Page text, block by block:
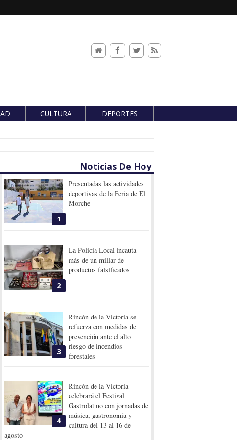
CULTURA DEPORTES
Noticias De Hoy
1
Presentadas las actividades
deportivas de la Feria de El
Morche
2
La Policía Local incauta
más de un millar de
productos falsificados
3
Rincón de la Victoria se
refuerza con medidas de
prevención ante el alto
riesgo de incendios
forestales
4
Rincón de la Victoria
celebrará el Festival
Gastrolatino con jornadas de
música, gastronomía y
cultura del 13 al 16 de
agosto